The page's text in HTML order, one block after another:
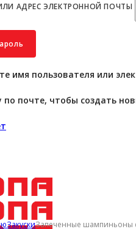
АДРЕС ЭЛЕКТРОННОЙ ПОЧТЫ
имя пользователя или
по почте, чтобы создать
ЗакускиЗапеченные шампиньоны